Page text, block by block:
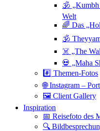
🕉 „Kumbh
Welt
🌈 Das
🕉
☠️ „The
💀 „Maha
#️⃣ Themen-Fotos
🌐 Instagram –
🖼 Client Gallery
Inspiration
📅 Reisefoto des
🔍